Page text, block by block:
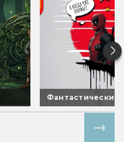
Фантастические